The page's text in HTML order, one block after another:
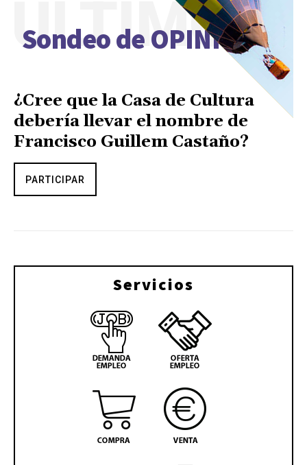
Sondeo de OPINIÓN
ÚLTIMO
¿Cree que la Casa de Cultura
debería llevar el nombre de
Francisco Guillem Castaño?
PARTICIPAR
Servicios